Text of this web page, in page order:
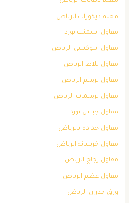
معلم ديكورات الرياض
مقاول اسمنت بورد
مقاول ايبوكسي الرياض
مقاول بلاط الرياض
مقاول ترميم الرياض
مقاول ترميمات الرياض
مقاول جبس بورد
مقاول حداده بالرياض
مقاول خرسانه الرياض
مقاول زجاج الرياض
مقاول عظم الرياض
ورق جدران الرياض